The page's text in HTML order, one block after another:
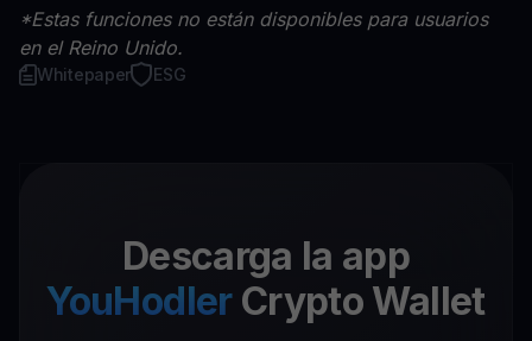
*Estas funciones no están disponibles para usuarios
en el Reino Unido.
Whitepaper ESG
Descarga la app
YouHodler Crypto Wallet